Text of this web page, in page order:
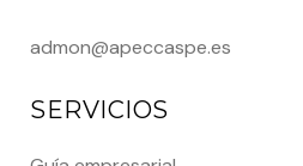
admon@apeccaspe.es
SERVICIOS